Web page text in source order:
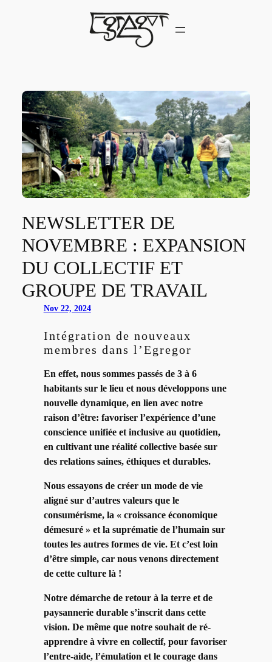
NEWSLETTER DE
NOVEMBRE : EXPANSION
DU COLLECTIF ET
GROUPE DE TRAVAIL
Nov 22, 2024
Intégration de nouveaux
membres dans l’Egregor
En effet, nous sommes passés de 3 à 6
habitants sur le lieu et nous développons une
nouvelle dynamique, en lien avec notre
raison d’être: favoriser l’expérience d’une
conscience unifiée et inclusive au quotidien,
en cultivant une réalité collective basée sur
des relations saines, éthiques et durables.
Nous essayons de créer un mode de vie
aligné sur d’autres valeurs que le
consumérisme, la « croissance économique
démesuré » et la suprématie de l’humain sur
toutes les autres formes de vie. Et c’est loin
d’être simple, car nous venons directement
de cette culture là !
Notre démarche de retour à la terre et de
paysannerie durable s’inscrit dans cette
vision. De même que notre souhait de ré-
apprendre à vivre en collectif, pour favoriser
l’entre-aide, l’émulation et le courage dans